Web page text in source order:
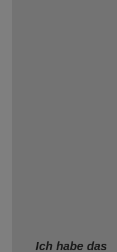
Ich habe das